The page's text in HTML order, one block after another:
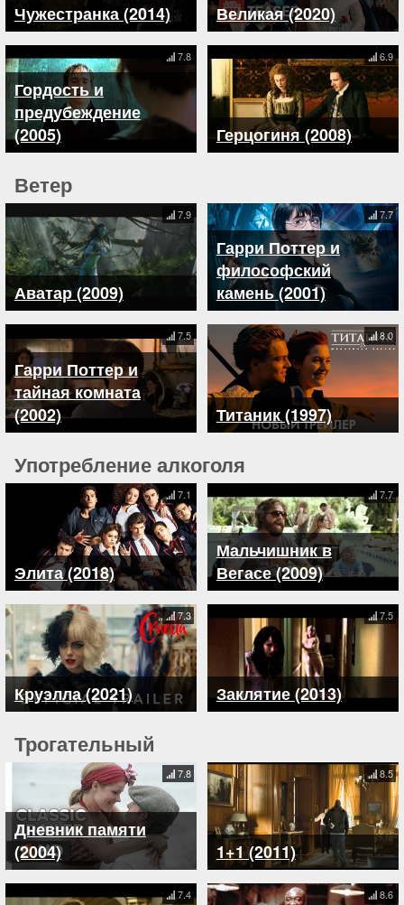
Чужестранка (2014) Великая (2020)
Гордость и
предубеждение
(2005)
7.8
Герцогиня (2008)
6.9
Ветер
Аватар (2009)
7.9
Гарри Поттер и
философский
камень (2001)
7.7
Гарри Поттер и
тайная комната
(2002)
7.5
Титаник (1997)
8.0
Употребление алкоголя
Элита (2018)
7.1
Мальчишник в
Вегасе (2009)
7.7
Круэлла (2021)
7.3
Заклятие (2013)
7.5
Трогательный
Дневник памяти
(2004)
7.8
1+1 (2011)
8.5
7.4 8.6